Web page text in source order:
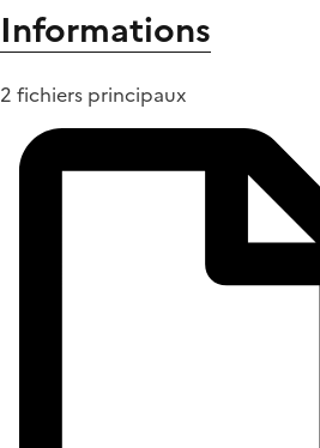
Informations
2 fichiers principaux